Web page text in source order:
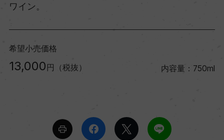
ワイン。
希望小売価格
13,000 円（税抜） 内容量：750ml